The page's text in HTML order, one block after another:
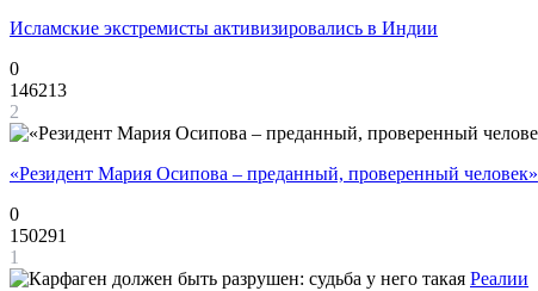
Исламские экстремисты активизировались в Индии
0
146213
2
«Резидент Мария Осипова – преданный, проверенный человек»
0
150291
1
Реалии